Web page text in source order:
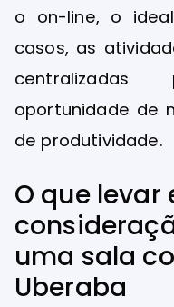
o on-line, o
casos, as
oportunidade de
de produtividade.
O que levar
uma sala
Uberaba